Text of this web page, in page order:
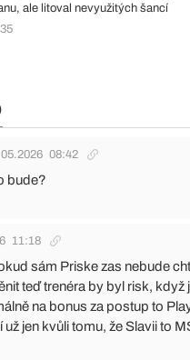
ale litoval nevyužitých šancí
08:42
bude?
11:18
sám Priske zas nebude
teď trenéra by byl risk,
na bonus za postup to
už jen kvůli tomu, že Slavii to